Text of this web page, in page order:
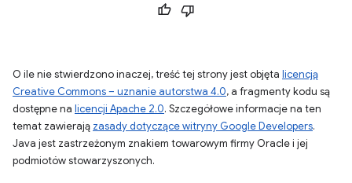
O ile nie stwierdzono inaczej, treść tej strony jest objęta licencją
Creative Commons – uznanie autorstwa 4.0, a fragmenty kodu są
dostępne na licencji Apache 2.0. Szczegółowe informacje na ten
temat zawierają zasady dotyczące witryny Google Developers.
Java jest zastrzeżonym znakiem towarowym firmy Oracle i jej
podmiotów stowarzyszonych.